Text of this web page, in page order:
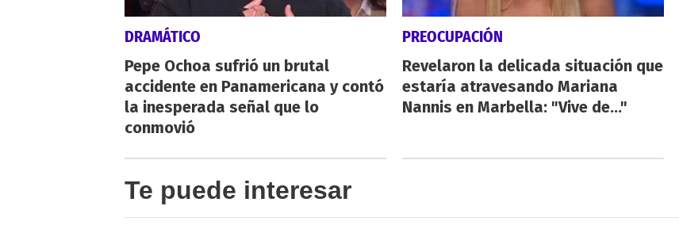
DRAMÁTICO
Pepe Ochoa sufrió un brutal
accidente en Panamericana y contó
la inesperada señal que lo
conmovió
PREOCUPACIÓN
Revelaron la delicada situación que
estaría atravesando Mariana
Nannis en Marbella: "Vive de..."
Te puede interesar